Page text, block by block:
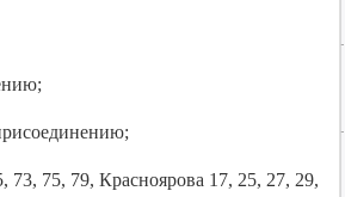
73, 75, 79, Красноярова 17, 25, 27, 29,